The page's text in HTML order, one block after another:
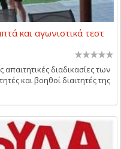
και αγωνιστικά τεστ
διαδικασίες των
και βοηθοί διαιτητές της